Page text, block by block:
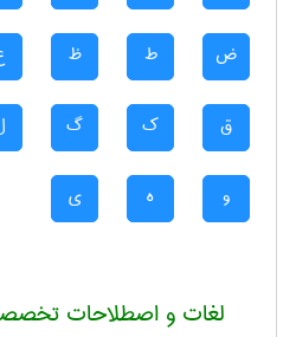
ض ط ظ
ق ک گ
و ه ی
لغات و اصطلاحات